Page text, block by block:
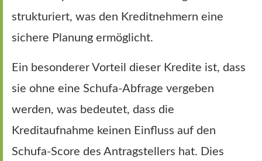
strukturiert, was den Kreditnehmern eine
sichere Planung ermöglicht.
Ein besonderer Vorteil dieser Kredite ist, dass
sie ohne eine Schufa-Abfrage vergeben
werden, was bedeutet, dass die
Kreditaufnahme keinen Einfluss auf den
Schufa-Score des Antragstellers hat. Dies